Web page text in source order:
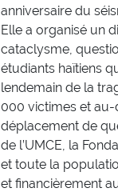
anniversaire du
Elle a organisé un
cataclysme,
étudiants haïtiens
lendemain de la
000 victimes et
déplacement de
de l’UMCE, la
et toute la
et financièrement